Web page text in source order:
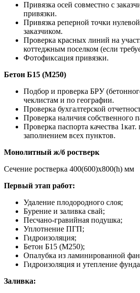
Привязка осей совместно с
привязки.
Привязка реперной точки
заказчиком.
Проверка красных линий на
коттеджным поселком (если
Фотофиксация привязки.
Бетон Б15 (М250)
Подбор и проверка БРУ
чеклистам и по географии.
Проверка бухгалтерской
Проверка наличия собственного
Проверка паспорта качества
заполнением всех пунктов.
Монолитный ж/б ростверк
Сечение ростверка 400(600)х800(h) мм
Первый этап работ:
Удаление плодородного слоя;
Бурение и заливка свай;
Песчано-гравийная подушка;
Уплотнение ПГП;
Гидроизоляция;
Бетон Б15 (М250);
Опалубка из ламинированной
Гидроизоляция и утепление
Заливка: